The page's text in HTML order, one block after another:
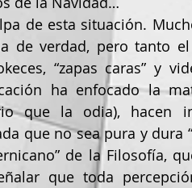
de verdad, pero tanto
“zapas caras” y
ha enfocado la
que la odia), hacen
que no sea pura y dura
de la Filosofía,
que toda